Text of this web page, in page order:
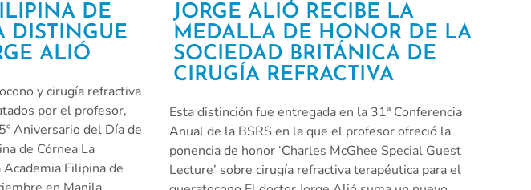
DE
DISTINGUE
ALIÓ
y cirugía refractiva
por el profesor,
Aniversario del Día de
de Córnea La
Filipina de
JORGE ALIÓ RECIBE LA
MEDALLA DE HONOR DE LA
SOCIEDAD BRITÁNICA DE
CIRUGÍA REFRACTIVA
Esta distinción fue entregada en la 31ª Conferencia
Anual de la BSRS en la que el profesor ofreció la
ponencia de honor ‘Charles McGhee Special Guest
Lecture’ sobre cirugía refractiva terapéutica para el